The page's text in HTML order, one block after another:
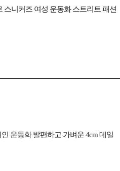
스니커즈 여성 운동화 스트리트 패션
운동화 발편하고 가벼운 4cm 데일